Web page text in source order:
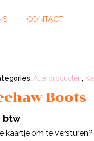
CONTACT
Alle producten,
Boots
btw
kaartje om te